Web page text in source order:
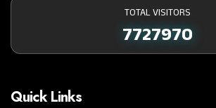
TOTAL VISITORS
7727970
Quick Links